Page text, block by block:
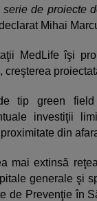
de proiecte
Mihai
MedLife îşi
tip green
investiţii
din
mai extinsă
generale şi
de Prevenţie în